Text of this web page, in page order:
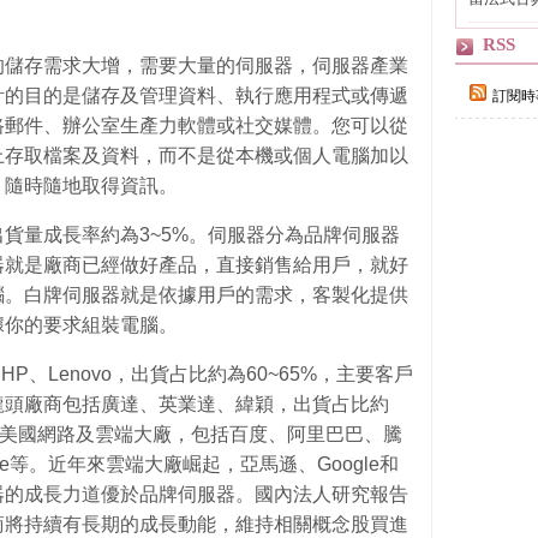
存需求大增，需要大量的伺服器，伺服器產業
目的是儲存及管理資料、執行應用程式或傳遞
件、辦公室生產力軟體或社交媒體。您可以從
取檔案及資料，而不是從本機或個人電腦加以
時隨地取得資訊。
量成長率約為3~5%。伺服器分為品牌伺服器
是廠商已經做好產品，直接銷售給用戶，就好
白牌伺服器就是依據用戶的需求，客製化提供
的要求組裝電腦。
、Lenovo，出貨占比約為60~65%，主要客戶
廠商包括廣達、英業達、緯穎，出貨占比約
國網路及雲端大廠，包括百度、阿里巴巴、騰
。近年來雲端大廠崛起，亞馬遜、Google和
成長力道優於品牌伺服器。國內法人研究報告
持續有長期的成長動能，維持相關概念股買進
RSS
訂閱